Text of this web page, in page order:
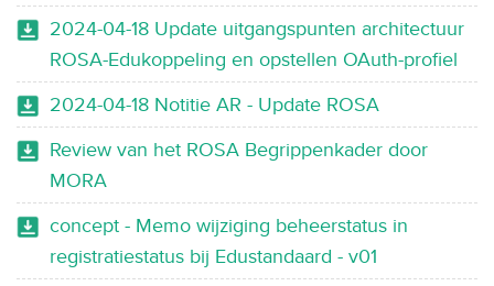
2024-04-18 Update uitgangspunten architectuur
ROSA-Edukoppeling en opstellen OAuth-profiel
2024-04-18 Notitie AR - Update ROSA
Review van het ROSA Begrippenkader door
MORA
concept - Memo wijziging beheerstatus in
registratiestatus bij Edustandaard - v01